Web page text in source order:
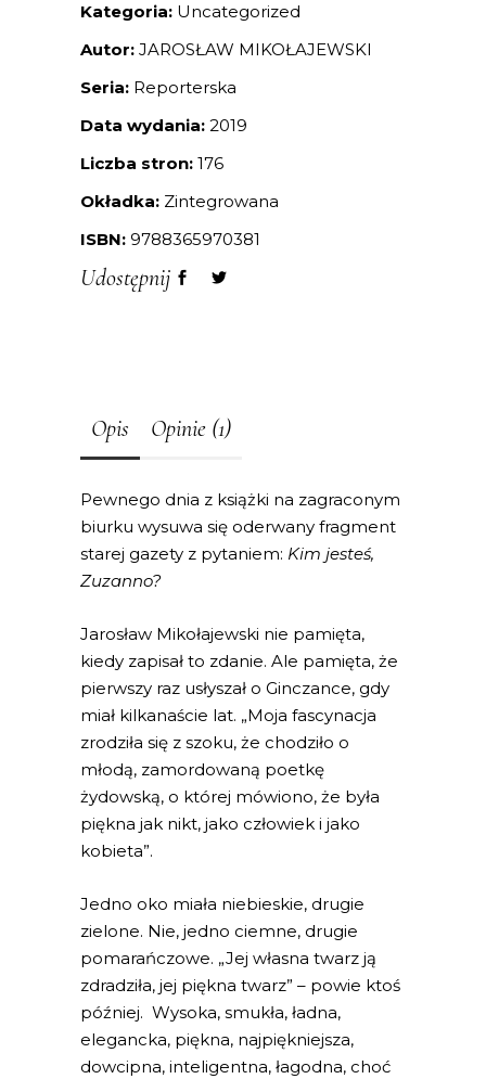
Kategoria: Uncategorized
Autor: JAROSŁAW MIKOŁAJEWSKI
Seria: Reporterska
Data wydania: 2019
Liczba stron: 176
Okładka: Zintegrowana
ISBN: 9788365970381
Udostępnij
Opis Opinie (1)
Pewnego dnia z książki na zagraconym
biurku wysuwa się oderwany fragment
starej gazety z pytaniem: Kim jesteś,
Zuzanno?
Jarosław Mikołajewski nie pamięta,
kiedy zapisał to zdanie. Ale pamięta, że
pierwszy raz usłyszał o Ginczance, gdy
miał kilkanaście lat. „Moja fascynacja
zrodziła się z szoku, że chodziło o
młodą, zamordowaną poetkę
żydowską, o której mówiono, że była
piękna jak nikt, jako człowiek i jako
kobieta”.
Jedno oko miała niebieskie, drugie
zielone. Nie, jedno ciemne, drugie
pomarańczowe. „Jej własna twarz ją
zdradziła, jej piękna twarz” – powie ktoś
później. Wysoka, smukła, ładna,
elegancka, piękna, najpiękniejsza,
dowcipna, inteligentna, łagodna, choć